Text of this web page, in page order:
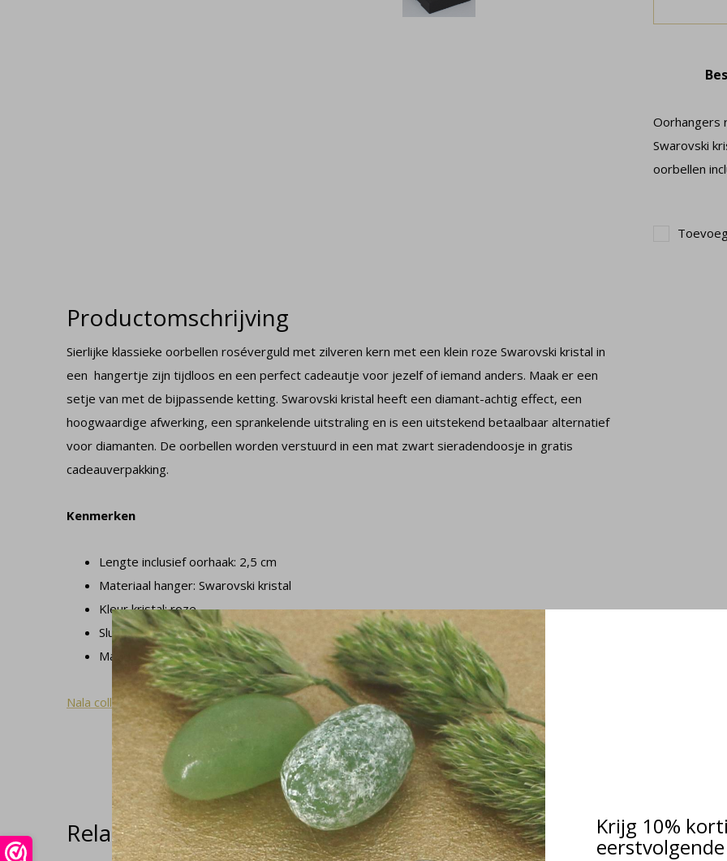
Krijg 10%
Oorhangers
Swarovski
oorbellen
Productomschrijving
Sierlijke klassieke oorbellen roséverguld met zilveren kern met een klein roze Swarovski kristal in
een hangertje zijn tijdloos en een perfect cadeautje voor jezelf of iemand anders. Maak er een
setje van met de bijpassende ketting. Swarovski kristal heeft een diamant-achtig effect, een
hoogwaardige afwerking, een sprankelende uitstraling en is een uitstekend betaalbaar alternatief
voor diamanten. De oorbellen worden verstuurd in een mat zwart sieradendoosje in gratis
cadeauverpakking.
Kenmerken
Lengte inclusief oorhaak: 2,5 cm
Materiaal hanger: Swarovski kristal
Kleur kristal: roze
Sluiting oorbel: gesloten oorhaak
Materiaal: roséverguld met zilveren kern
Nala collectie
Related articles